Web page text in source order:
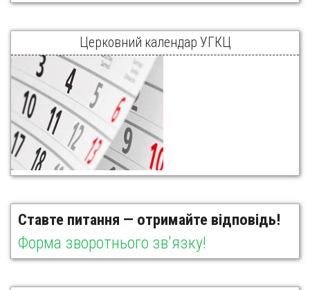
Церковний календар УГКЦ
Ставте питання — отримайте відповідь!
Форма зворотнього зв'язку!